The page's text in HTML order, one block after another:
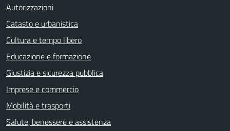
Autorizzazioni
Catasto e urbanistica
Cultura e tempo libero
Educazione e formazione
Giustizia e sicurezza pubblica
Imprese e commercio
Mobilità e trasporti
Salute, benessere e assistenza